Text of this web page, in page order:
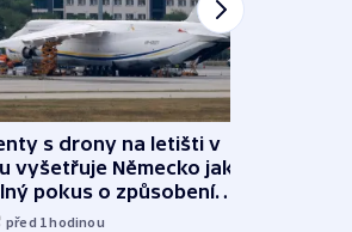
s drony na letišti v
vyšetřuje Německo jako
pokus o způsobení
před 1hodinou